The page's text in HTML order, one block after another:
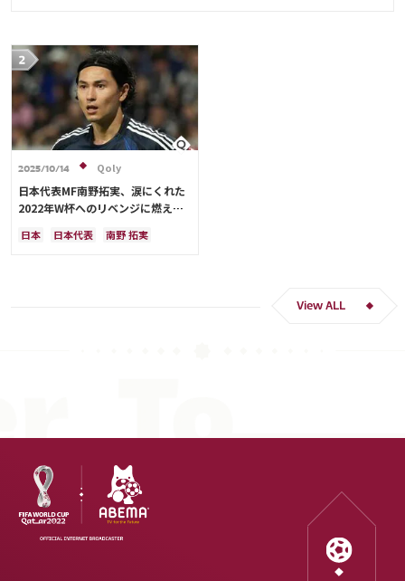
2025/10/14 Qoly
日本代表MF南野拓実、涙にくれた
2022年W杯へのリベンジに燃える
ー人生をかけた戦い」
日本 日本代表
南野 拓実
View ALL